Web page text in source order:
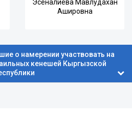
Эсеналиева Мавлудахан
Ашировна
о намерении участвовать на
кенешей Кыргызской